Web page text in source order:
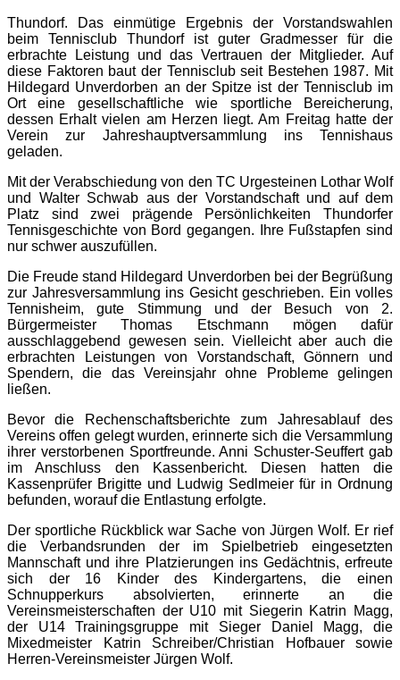
Thundorf. Das einmütige Ergebnis der Vorstandswahlen
beim Tennisclub Thundorf ist guter Gradmesser für die
erbrachte Leistung und das Vertrauen der Mitglieder. Auf
diese Faktoren baut der Tennisclub seit Bestehen 1987. Mit
Hildegard Unverdorben an der Spitze ist der Tennisclub im
Ort eine gesellschaftliche wie sportliche Bereicherung,
dessen Erhalt vielen am Herzen liegt. Am Freitag hatte der
Verein zur Jahreshauptversammlung ins Tennishaus
geladen.
Mit der Verabschiedung von den TC Urgesteinen Lothar Wolf
und Walter Schwab aus der Vorstandschaft und auf dem
Platz sind zwei prägende Persönlichkeiten Thundorfer
Tennisgeschichte von Bord gegangen. Ihre Fußstapfen sind
nur schwer auszufüllen.
Die Freude stand Hildegard Unverdorben bei der Begrüßung
zur Jahresversammlung ins Gesicht geschrieben. Ein volles
Tennisheim, gute Stimmung und der Besuch von 2.
Bürgermeister Thomas Etschmann mögen dafür
ausschlaggebend gewesen sein. Vielleicht aber auch die
erbrachten Leistungen von Vorstandschaft, Gönnern und
Spendern, die das Vereinsjahr ohne Probleme gelingen
ließen.
Bevor die Rechenschaftsberichte zum Jahresablauf des
Vereins offen gelegt wurden, erinnerte sich die Versammlung
ihrer verstorbenen Sportfreunde. Anni Schuster-Seuffert gab
im Anschluss den Kassenbericht. Diesen hatten die
Kassenprüfer Brigitte und Ludwig Sedlmeier für in Ordnung
befunden, worauf die Entlastung erfolgte.
Der sportliche Rückblick war Sache von Jürgen Wolf. Er rief
die Verbandsrunden der im Spielbetrieb eingesetzten
Mannschaft und ihre Platzierungen ins Gedächtnis, erfreute
sich der 16 Kinder des Kindergartens, die einen
Schnupperkurs absolvierten, erinnerte an die
Vereinsmeisterschaften der U10 mit Siegerin Katrin Magg,
der U14 Trainingsgruppe mit Sieger Daniel Magg, die
Mixedmeister Katrin Schreiber/Christian Hofbauer sowie
Herren-Vereinsmeister Jürgen Wolf.